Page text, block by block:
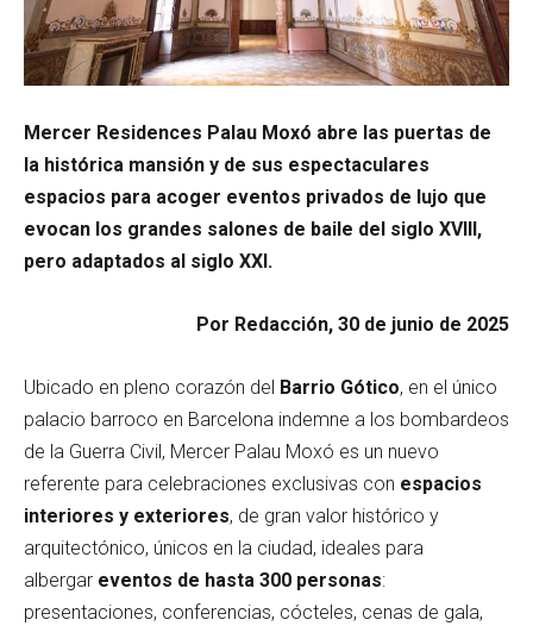
Mercer Residences Palau Moxó abre las puertas de
la histórica mansión y de sus espectaculares
espacios para acoger eventos privados de lujo que
evocan los grandes salones de baile del siglo XVIII,
pero adaptados al siglo XXI.
Por Redacción, 30 de junio de 2025
Ubicado en pleno corazón del Barrio Gótico, en el único
palacio barroco en Barcelona indemne a los bombardeos
de la Guerra Civil, Mercer Palau Moxó es un nuevo
referente para celebraciones exclusivas con espacios
interiores y exteriores, de gran valor histórico y
arquitectónico, únicos en la ciudad, ideales para
albergar eventos de hasta 300 personas:
presentaciones, conferencias, cócteles, cenas de gala,